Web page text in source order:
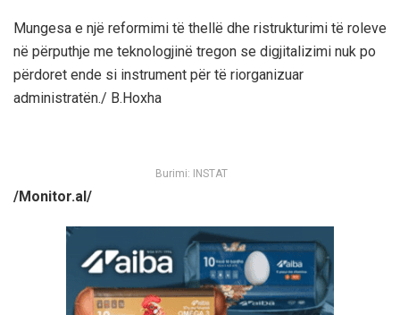
Mungesa e një reformimi të thellë dhe ristrukturimi të roleve
në përputhje me teknologjinë tregon se digjitalizimi nuk po
përdoret ende si instrument për të riorganizuar
administratën./ B.Hoxha
Burimi: INSTAT
/Monitor.al/